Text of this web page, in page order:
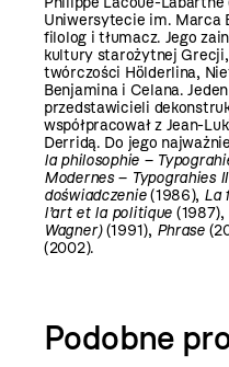
Uniwersytecie im. Marca
filolog i tłumacz. Jego
kultury starożytnej
twórczości Hölderlina,
Benjamina i Celana.
przedstawicieli
współpracował z Jean-
Derridą. Do jego
la philosophie –
Modernes – Typograhies II
doświadczenie(1986), La
l’art et la politique (1987),
Wagner)(1991), Phrase
(2002).
Podobne